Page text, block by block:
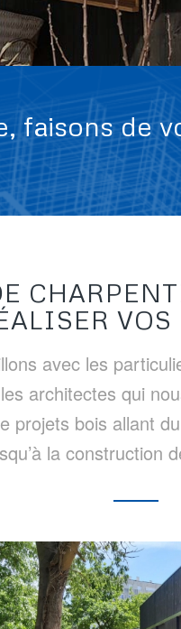
faisons de
avec les
architectes qui
projets bois allant
la construction